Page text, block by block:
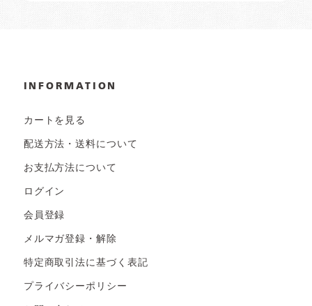
INFORMATION
カートを見る
配送方法・送料について
お支払方法について
ログイン
会員登録
メルマガ登録・解除
特定商取引法に基づく表記
プライバシーポリシー